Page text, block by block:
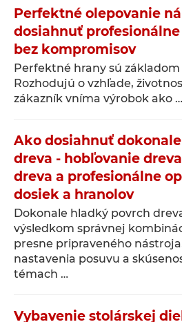
Perfektné olepovanie
dosiahnuť
bez kompromisov
Perfektné hrany sú
Rozhodujú o vzhľade,
zákazník vníma výrobok ako …
Ako dosiahnuť
dreva - hobľovanie
dreva a profesionálne
dosiek a hranolov
Dokonale hladký povrch
výsledkom správnej
presne pripraveného
nastavenia posuvu a
témach …
Vybavenie stolárskej